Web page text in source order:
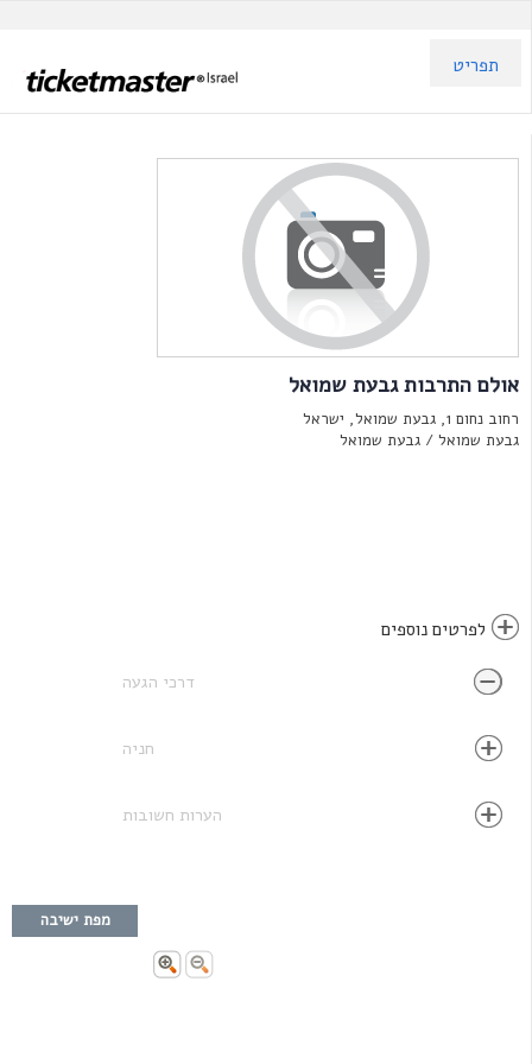
תפריט
אולם התרבות גבעת שמואל
רחוב נחום 1, גבעת שמואל, ישראל
גבעת שמואל / גבעת שמואל
לפרטים נוספים
דרכי הגעה
חניה
הערות חשובות
מפת ישיבה